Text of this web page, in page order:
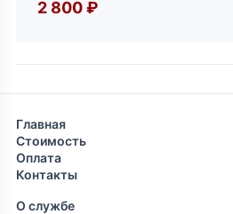
2 800 ₽
Главная
Стоимость
Оплата
Контакты
О службе